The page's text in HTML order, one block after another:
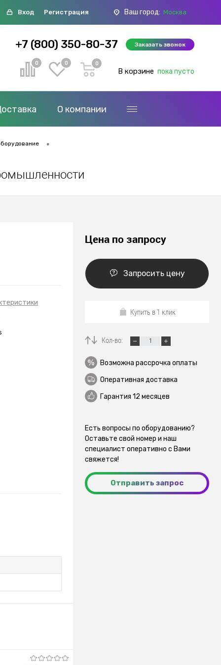
Вход Регистрация Ваш город: Москва
+7 (800) 350-80-37 Заказать звонок
0 0 0
В корзине пока пусто
О компании
•
Цена по запросу
Запросить цену
Купить в 1 клик
Кол-во:
Возможна рассрочка оплаты
Оперативная доставка
Гарантия 12 месяцев
Есть вопросы по оборудованию?
Оставьте свой номер и наш
специалист оперативно с Вами
свяжется!
Отправить запрос